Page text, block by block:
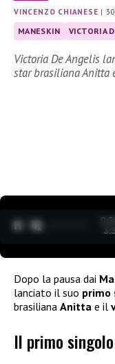
VINCENZO CHIANESE |
MANESKIN VICTORIA
Victoria De Angelis
star brasiliana Anitta
Dopo la pausa dai
lanciato il suo primo
brasiliana Anitta e il
Il primo